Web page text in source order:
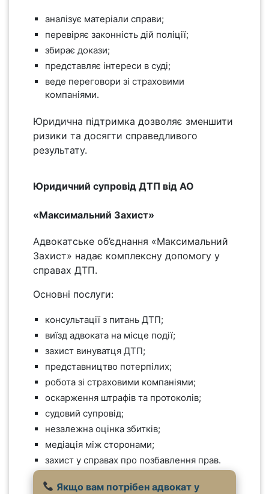
аналізує матеріали справи;
перевіряє законність дій поліції;
збирає докази;
представляє інтереси в суді;
веде переговори зі страховими
компаніями.
Юридична підтримка дозволяє зменшити
ризики та досягти справедливого
результату.
Юридичний супровід ДТП від АО
«Максимальний Захист»
Адвокатське об’єднання «Максимальний
Захист» надає комплексну допомогу у
справах ДТП.
Основні послуги:
консультації з питань ДТП;
виїзд адвоката на місце події;
захист винуватця ДТП;
представництво потерпілих;
робота зі страховими компаніями;
оскарження штрафів та протоколів;
судовий супровід;
незалежна оцінка збитків;
медіація між сторонами;
захист у справах про позбавлення прав.
Якщо вам потрібен адвокат у